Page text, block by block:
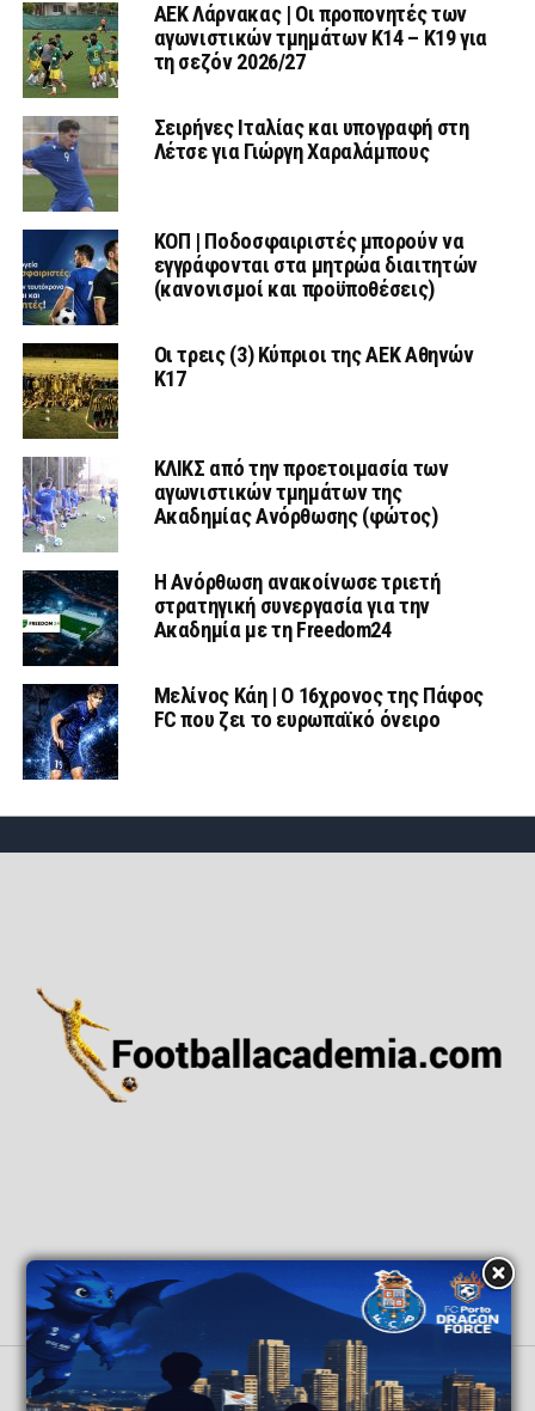
AEK Λάρνακας | Οι προπονητές των
αγωνιστικών τμημάτων Κ14 – Κ19 για
τη σεζόν 2026/27
Σειρήνες Ιταλίας και υπογραφή στη
Λέτσε για Γιώργη Χαραλάμπους
ΚΟΠ | Ποδοσφαιριστές μπορούν να
εγγράφονται στα μητρώα διαιτητών
(κανονισμοί και προϋποθέσεις)
Οι τρεις (3) Κύπριοι της ΑΕΚ Αθηνών
Κ17
ΚΛΙΚΣ από την προετοιμασία των
αγωνιστικών τμημάτων της
Ακαδημίας Ανόρθωσης (φώτος)
Η Ανόρθωση ανακοίνωσε τριετή
στρατηγική συνεργασία για την
Ακαδημία με τη Freedom24
Μελίνος Κάη | Ο 16χρονος της Πάφος
FC που ζει το ευρωπαϊκό όνειρο
ΑΡΧΙΚΗ ΕΙΔΗΣΕΙΣ ΕΘΝΙΚΕΣ ΟΜΑΔΕΣ
ΑΚΑΔΗΜΙΕΣ